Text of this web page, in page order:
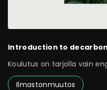
Introduction to
Ilmastonmuutos